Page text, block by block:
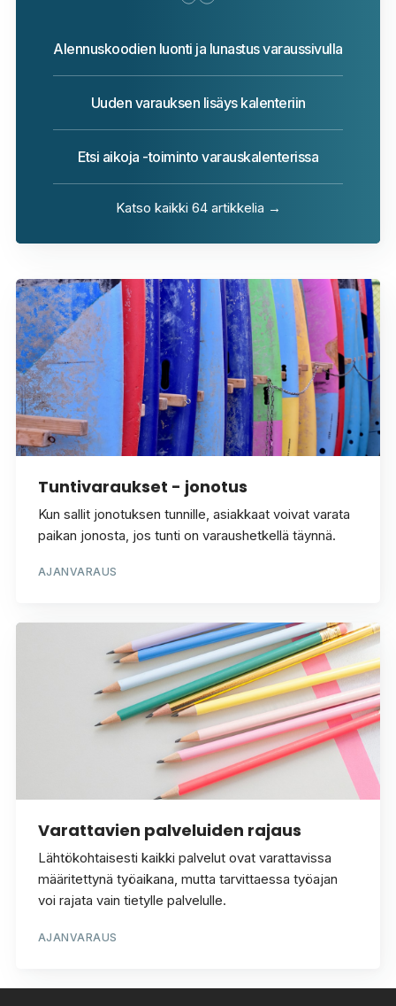
Alennuskoodien luonti ja lunastus varaussivulla
Uuden varauksen lisäys kalenteriin
Etsi aikoja -toiminto varauskalenterissa
Katso kaikki 64 artikkelia →
Tuntivaraukset - jonotus
Kun sallit jonotuksen tunnille, asiakkaat voivat varata
paikan jonosta, jos tunti on varaushetkellä täynnä.
AJANVARAUS
Varattavien palveluiden rajaus
Lähtökohtaisesti kaikki palvelut ovat varattavissa
määritettynä työaikana, mutta tarvittaessa työajan
voi rajata vain tietylle palvelulle.
AJANVARAUS